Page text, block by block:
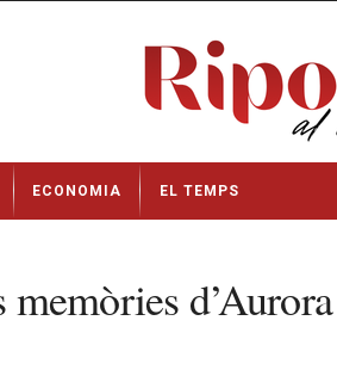
ECONOMIA EL TEMPS